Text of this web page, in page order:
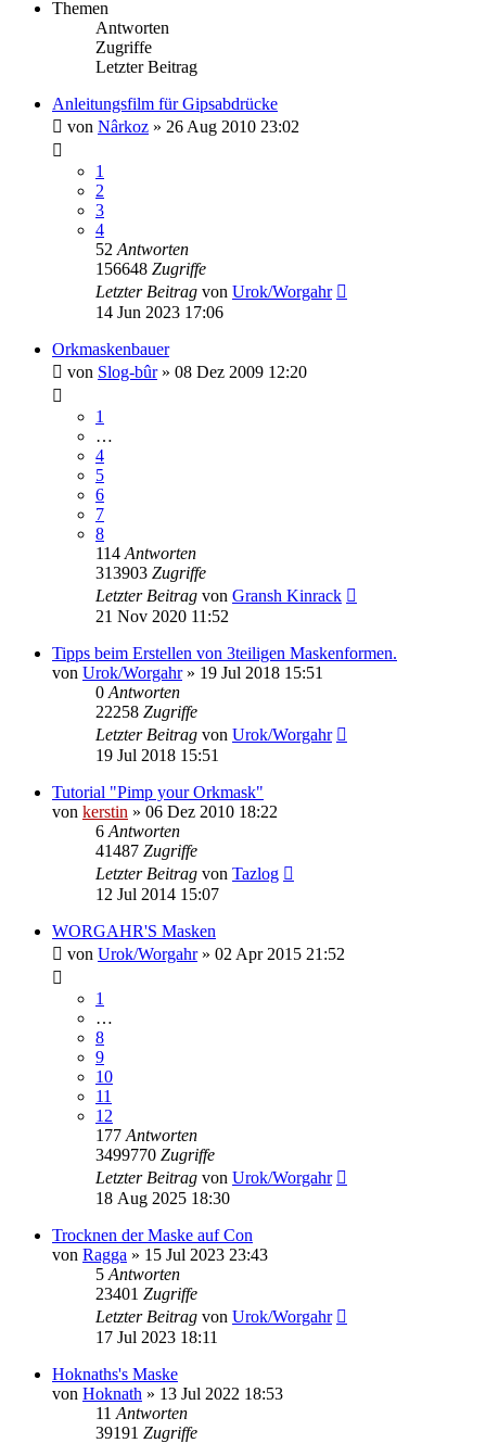
Themen
Antworten
Zugriffe
Letzter Beitrag
Anleitungsfilm für Gipsabdrücke
von Nârkoz » 26 Aug 2010 23:02
1
2
3
4
52 Antworten
156648 Zugriffe
Letzter Beitrag von Urok/Worgahr
14 Jun 2023 17:06
Orkmaskenbauer
von Slog-bûr» 08 Dez 2009 12:20
1
…
4
5
6
7
8
114 Antworten
313903 Zugriffe
Letzter Beitrag von Gransh Kinrack
21 Nov 2020 11:52
Tipps beim Erstellen von 3teiligen Maskenformen.
von Urok/Worgahr» 19 Jul 2018 15:51
0 Antworten
22258 Zugriffe
Letzter Beitrag von Urok/Worgahr
19 Jul 2018 15:51
Tutorial "Pimp your Orkmask"
von kerstin » 06 Dez 2010 18:22
6 Antworten
41487 Zugriffe
Letzter Beitrag von Tazlog
12 Jul 2014 15:07
WORGAHR'S Masken
von Urok/Worgahr» 02 Apr 2015 21:52
1
…
8
9
10
11
12
177 Antworten
3499770 Zugriffe
Letzter Beitrag von Urok/Worgahr
18 Aug 2025 18:30
Trocknen der Maske auf Con
von Ragga » 15 Jul 2023 23:43
5 Antworten
23401 Zugriffe
Letzter Beitrag von Urok/Worgahr
17 Jul 2023 18:11
Hoknaths's Maske
von Hoknath » 13 Jul 2022 18:53
11 Antworten
39191 Zugriffe